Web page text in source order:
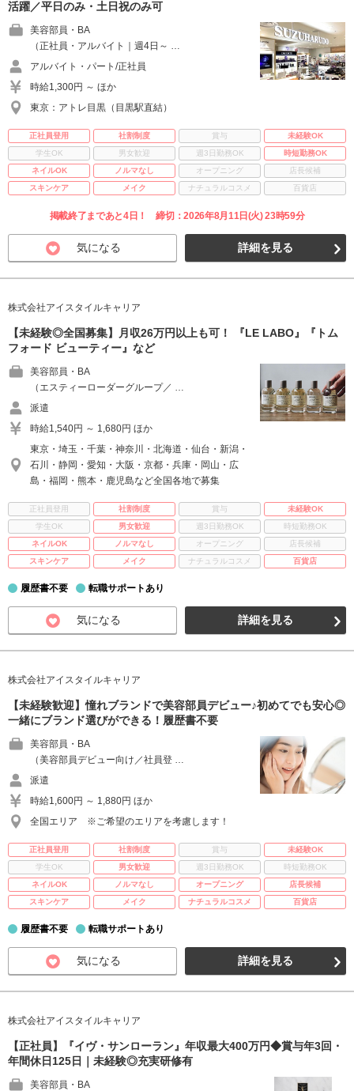
活躍／平日のみ・土日祝のみ可
美容部員・BA
（正社員・アルバイト｜週4日～ …
アルバイト・パート/正社員
時給1,300円 ～ ほか
東京：アトレ目黒（目黒駅直結）
正社員登用 社割制度 賞与
未経験OK
学生OK
男女歓迎 週3日勤務OK
時短勤務OK
ネイルOK
ノルマなし オープニング
店長候補
スキンケア
メイク ナチュラルコスメ 百貨店
掲載終了まであと4日！ 締切：2026年8月11日(火) 23時59分
気になる 詳細を見る
株式会社アイスタイルキャリア
【未経験◎全国募集】月収26万円以上も可！ 『LE LABO』『トム
フォード ビューティー』など
美容部員・BA
（エスティーローダーグループ／ …
派遣
時給1,540円 ～ 1,680円 ほか
東京・埼玉・千葉・神奈川・北海道・仙台・新潟・
石川・静岡・愛知・大阪・京都・兵庫・岡山・広
島・福岡・熊本・鹿児島など全国各地で募集
正社員登用 社割制度 賞与
未経験OK
学生OK
男女歓迎 週3日勤務OK
時短勤務OK
ネイルOK
ノルマなし オープニング
店長候補
スキンケア
メイク ナチュラルコスメ 百貨店
履歴書不要 転職サポートあり
気になる 詳細を見る
株式会社アイスタイルキャリア
【未経験歓迎】憧れブランドで美容部員デビュー♪初めてでも安心◎
一緒にブランド選びができる！履歴書不要
美容部員・BA
（美容部員デビュー向け／社員登 …
派遣
時給1,600円 ～ 1,880円 ほか
全国エリア ※ご希望のエリアを考慮します！
正社員登用 社割制度 賞与
未経験OK
学生OK
男女歓迎 週3日勤務OK
時短勤務OK
ネイルOK
ノルマなし オープニング
店長候補
スキンケア
メイク ナチュラルコスメ 百貨店
履歴書不要 転職サポートあり
気になる 詳細を見る
株式会社アイスタイルキャリア
【正社員】『イヴ・サンローラン』年収最大400万円◆賞与年3回・
年間休日125日｜未経験◎充実研修有
美容部員・BA